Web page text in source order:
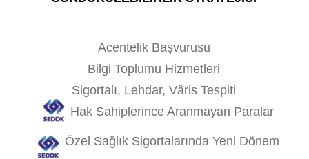
Acentelik Başvurusu
Bilgi Toplumu Hizmetleri
Sigortalı, Lehdar, Vâris Tespiti
Hak Sahiplerince Aranmayan Paralar
Özel Sağlık Sigortalarında Yeni Dönem